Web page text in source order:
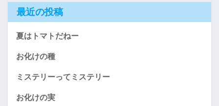
最近の投稿
夏はトマトだねー
お化けの種
ミステリーってミステリー
お化けの実